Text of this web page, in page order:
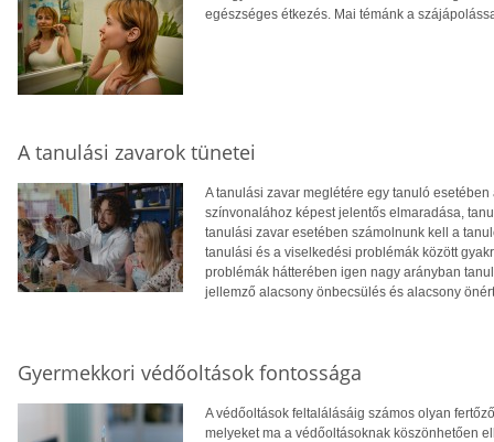
egészséges étkezés. Mai témánk a
A tanulási zavarok tünetei
A tanulási zavar meglétére egy tanuló
színvonalához képest jelentős elmaradása,
tanulási zavar esetében számolnunk kell a
tanulási és a viselkedési problémák között
problémák hátterében igen nagy arányban
jellemző alacsony önbecsülés és alacsony
Gyermekkori védőoltások fontossága
A védőoltások feltalálásáig számos olyan
melyeket ma a védőoltásoknak köszönhetően